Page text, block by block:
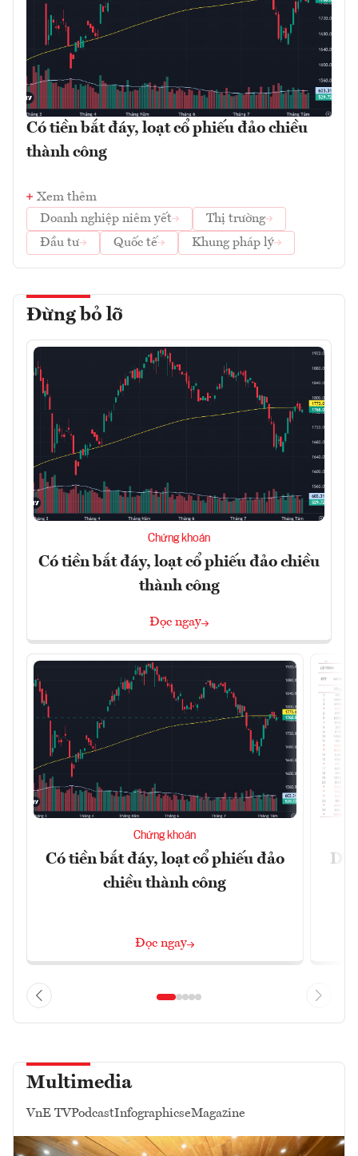
Có tiền bắt đáy, loạt cổ phiếu đảo chiều
thành công
Xem thêm
Doanh nghiệp niêm yết
Thị trường
Đầu tư
Quốc tế Khung pháp lý
Đừng bỏ lỡ
Chứng khoán
Có tiền bắt đáy, loạt cổ phiếu đảo chiều
thành công
Đọc ngay
Chứng khoán
Có tiền bắt đáy, loạt cổ phiếu đảo
chiều thành công
Đọc ngay
Dự
Multimedia
VnE TVPodcastInfographicseMagazine